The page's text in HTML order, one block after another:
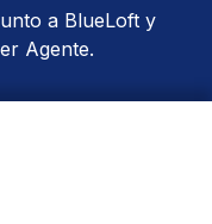
a BlueLoft y
Agente.